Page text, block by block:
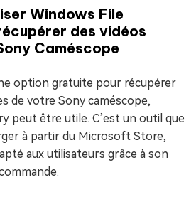
Windows File
des vidéos
Caméscope
option gratuite pour récupérer
de votre Sony caméscope,
peut être utile. C’est un outil que
à partir du Microsoft Store,
aux utilisateurs grâce à son